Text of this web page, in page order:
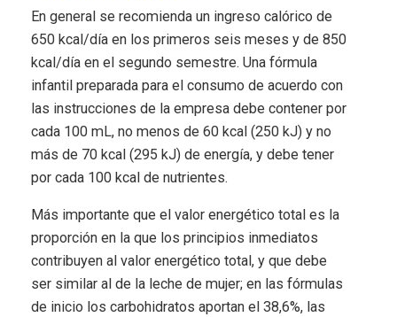
En general se recomienda un ingreso calórico de
650 kcal/día en los primeros seis meses y de 850
kcal/día en el segundo semestre. Una fórmula
infantil preparada para el consumo de acuerdo con
las instrucciones de la empresa debe contener por
cada 100 mL, no menos de 60 kcal (250 kJ) y no
más de 70 kcal (295 kJ) de energía, y debe tener
por cada 100 kcal de nutrientes.
Más importante que el valor energético total es la
proporción en la que los principios inmediatos
contribuyen al valor energético total, y que debe
ser similar al de la leche de mujer; en las fórmulas
de inicio los carbohidratos aportan el 38,6%, las